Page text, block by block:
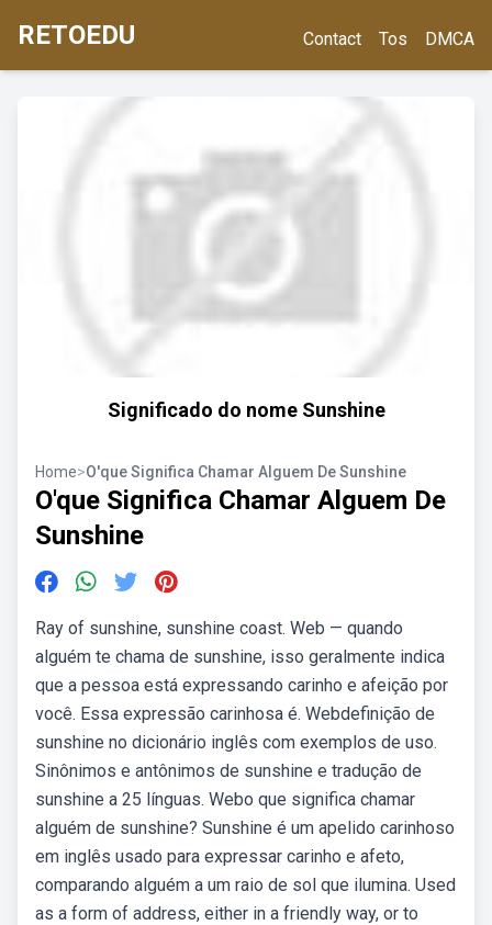
RETOEDU Contact Tos DMCA
Significado do nome Sunshine
Home>O'que Significa Chamar Alguem De Sunshine
O'que Significa Chamar Alguem De
Sunshine
Ray of sunshine, sunshine coast. Web — quando
alguém te chama de sunshine, isso geralmente indica
que a pessoa está expressando carinho e afeição por
você. Essa expressão carinhosa é. Webdefinição de
sunshine no dicionário inglês com exemplos de uso.
Sinônimos e antônimos de sunshine e tradução de
sunshine a 25 línguas. Webo que significa chamar
alguém de sunshine? Sunshine é um apelido carinhoso
em inglês usado para expressar carinho e afeto,
comparando alguém a um raio de sol que ilumina. Used
as a form of address, either in a friendly way, or to